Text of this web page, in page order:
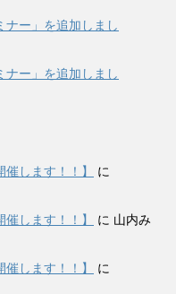
ナー」を追加しまし
ナー」を追加しまし
します！！】
に
します！！】
に 山内み
します！！】
に